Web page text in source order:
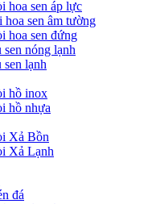
hoa sen áp lực
hoa sen âm tường
hoa sen đứng
sen nóng lạnh
sen lạnh
hồ inox
hồ nhựa
Xả Bồn
Xả Lạnh
đá